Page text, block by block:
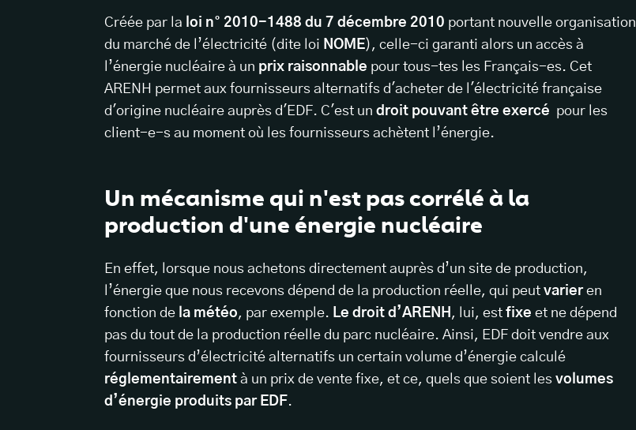
Créée par la loi n° 2010-1488 du 7 décembre 2010 portant nouvelle organisation
du marché de l’électricité (dite loi NOME), celle-ci garanti alors un accès à
l’énergie nucléaire à un prix raisonnable pour tous-tes les Français-es. Cet
ARENH permet aux fournisseurs alternatifs d'acheter de l'électricité française
d'origine nucléaire auprès d'EDF. C'est un droit pouvant être exercé pour les
client-e-s au moment où les fournisseurs achètent l’énergie.
Un mécanisme qui n'est pas corrélé à la
production d'une énergie nucléaire
En effet, lorsque nous achetons directement auprès d’un site de production,
l’énergie que nous recevons dépend de la production réelle, qui peut varieren
fonction de la météo, par exemple. Le droit d’ARENH , lui, est fixe et ne dépend
pas du tout de la production réelle du parc nucléaire. Ainsi, EDF doit vendre aux
fournisseurs d’électricité alternatifs un certain volume d’énergie calculé
réglementairement à un prix de vente fixe, et ce, quels que soient les volumes
d’énergie produits par EDF.